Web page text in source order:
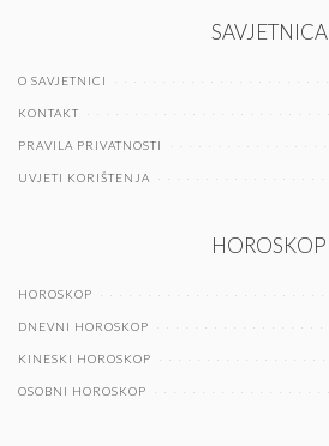
SAVJETNICA
O SAVJETNICI
KONTAKT
PRAVILA PRIVATNOSTI
UVJETI KORIŠTENJA
HOROSKOP
HOROSKOP
DNEVNI HOROSKOP
KINESKI HOROSKOP
OSOBNI HOROSKOP